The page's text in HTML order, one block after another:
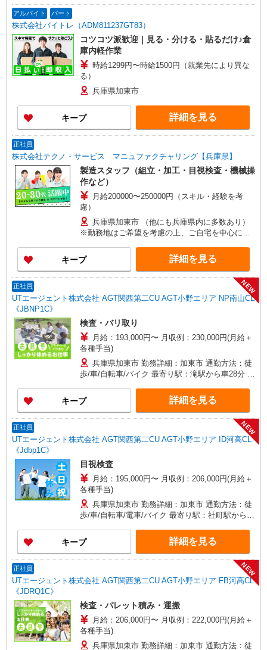
アルバイト パート
株式会社バイトレ（ADM811237GT83）
コツコツ派歓迎｜見る・分ける・貼るだけ♪倉
庫内軽作業
時給1299円〜時給1500円（就業先により異な
る）
兵庫県加東市
キープ 詳細を見る
正社員
株式会社テクノ・サービス マニュファクチャリング【兵庫県】
製造スタッフ（組立・加工・目視検査・機械操
作など）
月給200000〜250000円（スキル・経験を考
慮）
兵庫県加東市 （他にも兵庫県内に多数あり）
※勤務地はご希望を考慮の上、ご自宅を中心に通
し）
キープ 詳細を見る
正社員
UTエージェント株式会社 AGT関西第二CU AGT小野エリア NP南山CL
《JBNP1C》
NEW
検査・バリ取り
月給：193,000円〜 月収例：230,000円(月給＋
各種手当)
兵庫県加東市 勤務詳細：加東市 通勤方法：徒
歩/車/自転車/バイク 最寄り駅：滝駅から車28分 ※
キープ 詳細を見る
正社員
UTエージェント株式会社 AGT関西第二CU AGT小野エリア ID河高CL
《Jdbp1C》
NEW
目視検査
月給：195,000円〜 月収例：206,000円(月給＋
各種手当)
兵庫県加東市 勤務詳細：加東市 通勤方法：徒
歩/車/自転車/電車/バイク 最寄り駅：社町駅から徒
キープ 詳細を見る
正社員
UTエージェント株式会社 AGT関西第二CU AGT小野エリア FB河高CL
《JDRQ1C》
NEW
検査・パレット積み・運搬
月給：206,000円〜 月収例：222,000円(月給＋
各種手当)
兵庫県加東市 勤務詳細：加東市 通勤方法：徒